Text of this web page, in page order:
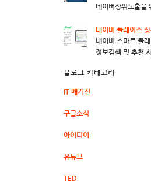
네이버상위노출을
네이버 플레이스
네이버 스마트 플
정보검색 및 추천
블로그 카테고리
IT 매거진
구글소식
아이디어
유튜브
TED